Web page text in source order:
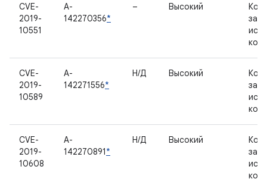
CVE-
2019-
10551
A-
142270356*
– Высокий
CVE-
2019-
10589
A-
142271556*
Н/Д Высокий
CVE-
2019-
10608
A-
142270891*
Н/Д Высокий